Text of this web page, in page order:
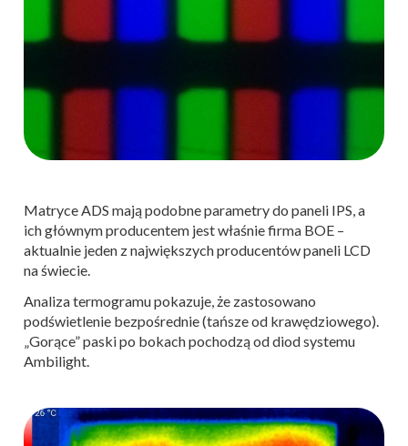
Matryce ADS mają podobne parametry do paneli IPS, a
ich głównym producentem jest właśnie firma BOE –
aktualnie jeden z największych producentów paneli LCD
na świecie.
Analiza termogramu pokazuje, że zastosowano
podświetlenie bezpośrednie (tańsze od krawędziowego).
„Gorące” paski po bokach pochodzą od diod systemu
Ambilight.